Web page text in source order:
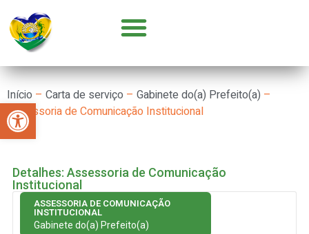
Início – Carta de serviço – Gabinete do(a) Prefeito(a) –
Assessoria de Comunicação Institucional
Detalhes: Assessoria de Comunicação
Institucional
ASSESSORIA DE COMUNICAÇÃO
INSTITUCIONAL
Gabinete do(a) Prefeito(a)
Abrir a barra de ferramentas